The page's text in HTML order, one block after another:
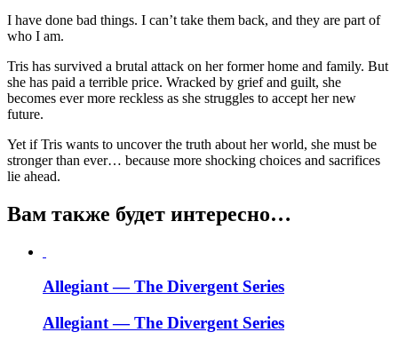
I have done bad things. I can’t take them back, and they are part of
who I am.
Tris has survived a brutal attack on her former home and family. But
she has paid a terrible price. Wracked by grief and guilt, she
becomes ever more reckless as she struggles to accept her new
future.
Yet if Tris wants to uncover the truth about her world, she must be
stronger than ever… because more shocking choices and sacrifices
lie ahead.
Вам также будет интересно…
Allegiant — The Divergent Series
Allegiant — The Divergent Series